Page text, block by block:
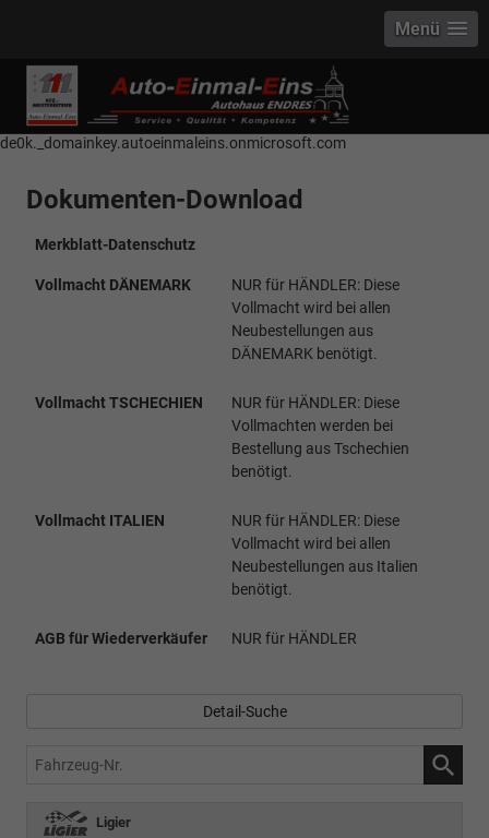
------------ Host Name : selector1._domainkey Points to address or value:
selector1-aee-de0k._domainkey.autoeinmaleins.onmicrosoft.com Host
Name : selector2._domainkey Points to address or value: selector2-aee-
de0k._domainkey.autoeinmaleins.onmicrosoft.com
Menü
Dokumenten-Download
Merkblatt-Datenschutz
Vollmacht DÄNEMARK
NUR für HÄNDLER: Diese
Vollmacht wird bei allen
Neubestellungen aus
DÄNEMARK benötigt.
Vollmacht TSCHECHIEN
NUR für HÄNDLER: Diese
Vollmachten werden bei
Bestellung aus Tschechien
benötigt.
Vollmacht ITALIEN
NUR für HÄNDLER: Diese
Vollmacht wird bei allen
Neubestellungen aus Italien
benötigt.
AGB für Wiederverkäufer NUR für HÄNDLER
Detail-Suche
Fahrzeug-
Ligier